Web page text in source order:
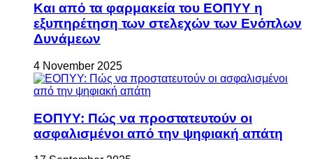
Και από τα φαρμακεία του ΕΟΠΥΥ η
εξυπηρέτηση των στελεχών των Ενόπλων
Δυνάμεων
4 November 2025
ΕΟΠΥΥ: Πώς να προστατευτούν οι
ασφαλισμένοι από την ψηφιακή απάτη